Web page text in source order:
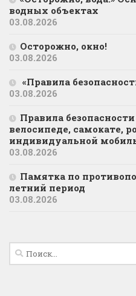
водных объектах
03.08.2026
Осторожно, окно!
03.08.2026
«Правила
03.08.2026
Правила
велосипеде, самокате,
индивидуальной
03.08.2026
Памятка по
летний период
03.08.2026
Найти: